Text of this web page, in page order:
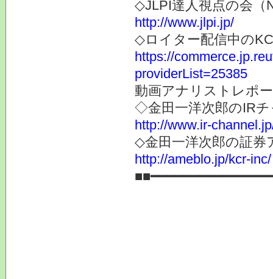
◇JLPI達人視点の会（
http://www.jlpi.jp/
◇ロイター配信中の
https://
providerList=25385
動画アナリストレポ
◇金田一洋次郎のIR
http://www.ir-
◇金田一洋次郎の証券
http://ameblo.jp/kcr-inc/